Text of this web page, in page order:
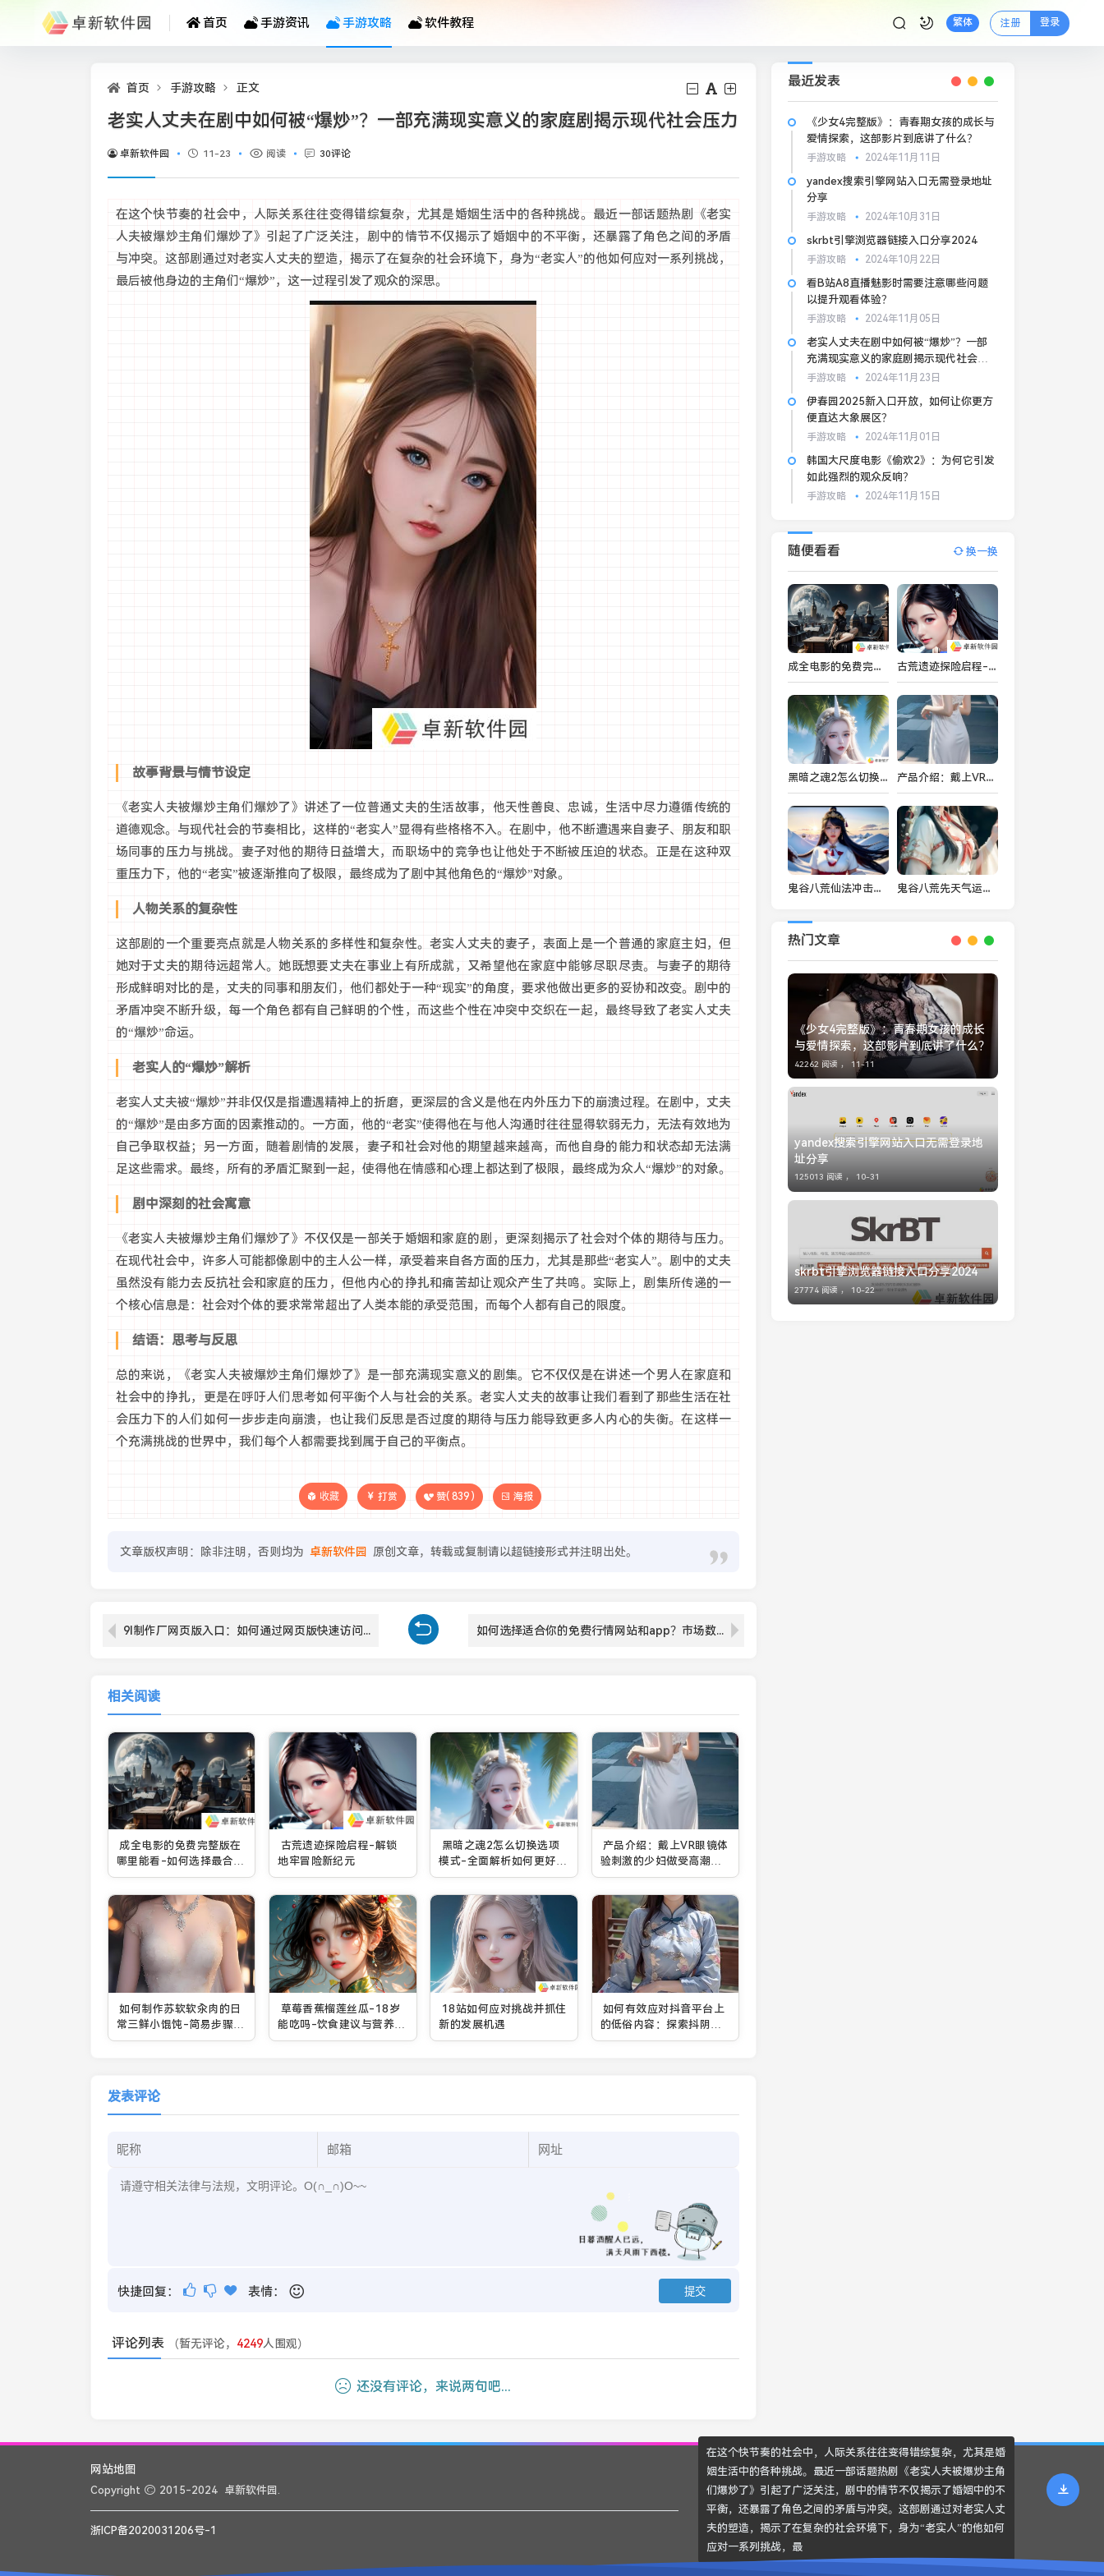
首页 手游资讯 手游攻略 软件教程 繁体 注册 登录
首页 手游攻略 正文
老实人丈夫在剧中如何被“爆炒”？一部充满现实意义的家庭剧揭示现代社会压力
卓新软件园 11-23 阅读 30评论
在这个快节奏的社会中，人际关系往往变得错综复杂，尤其是婚姻生活中的各种挑战。最近一部话题热剧《老实
人夫被爆炒主角们爆炒了》引起了广泛关注，剧中的情节不仅揭示了婚姻中的不平衡，还暴露了角色之间的矛盾
与冲突。这部剧通过对老实人丈夫的塑造，揭示了在复杂的社会环境下，身为“老实人”的他如何应对一系列挑战，
最后被他身边的主角们“爆炒”，这一过程引发了观众的深思。
故事背景与情节设定
《老实人夫被爆炒主角们爆炒了》讲述了一位普通丈夫的生活故事，他天性善良、忠诚，生活中尽力遵循传统的
道德观念。与现代社会的节奏相比，这样的“老实人”显得有些格格不入。在剧中，他不断遭遇来自妻子、朋友和职
场同事的压力与挑战。妻子对他的期待日益增大，而职场中的竞争也让他处于不断被压迫的状态。正是在这种双
重压力下，他的“老实”被逐渐推向了极限，最终成为了剧中其他角色的“爆炒”对象。
人物关系的复杂性
这部剧的一个重要亮点就是人物关系的多样性和复杂性。老实人丈夫的妻子，表面上是一个普通的家庭主妇，但
她对于丈夫的期待远超常人。她既想要丈夫在事业上有所成就，又希望他在家庭中能够尽职尽责。与妻子的期待
形成鲜明对比的是，丈夫的同事和朋友们，他们都处于一种“现实”的角度，要求他做出更多的妥协和改变。剧中的
矛盾冲突不断升级，每一个角色都有自己鲜明的个性，而这些个性在冲突中交织在一起，最终导致了老实人丈夫
的“爆炒”命运。
老实人的“爆炒”解析
老实人丈夫被“爆炒”并非仅仅是指遭遇精神上的折磨，更深层的含义是他在内外压力下的崩溃过程。在剧中，丈夫
的“爆炒”是由多方面的因素推动的。一方面，他的“老实”使得他在与他人沟通时往往显得软弱无力，无法有效地为
自己争取权益；另一方面，随着剧情的发展，妻子和社会对他的期望越来越高，而他自身的能力和状态却无法满
足这些需求。最终，所有的矛盾汇聚到一起，使得他在情感和心理上都达到了极限，最终成为众人“爆炒”的对象。
剧中深刻的社会寓意
《老实人夫被爆炒主角们爆炒了》不仅仅是一部关于婚姻和家庭的剧，更深刻揭示了社会对个体的期待与压力。
在现代社会中，许多人可能都像剧中的主人公一样，承受着来自各方面的压力，尤其是那些“老实人”。剧中的丈夫
虽然没有能力去反抗社会和家庭的压力，但他内心的挣扎和痛苦却让观众产生了共鸣。实际上，剧集所传递的一
个核心信息是：社会对个体的要求常常超出了人类本能的承受范围，而每个人都有自己的限度。
结语：思考与反思
总的来说，《老实人夫被爆炒主角们爆炒了》是一部充满现实意义的剧集。它不仅仅是在讲述一个男人在家庭和
社会中的挣扎，更是在呼吁人们思考如何平衡个人与社会的关系。老实人丈夫的故事让我们看到了那些生活在社
会压力下的人们如何一步步走向崩溃，也让我们反思是否过度的期待与压力能导致更多人内心的失衡。在这样一
个充满挑战的世界中，我们每个人都需要找到属于自己的平衡点。
收藏 打赏 赞( 839 ) 海报
文章版权声明：除非注明，否则均为 卓新软件园 原创文章，转载或复制请以超链接形式并注明出处。
9I制作厂网页版入口：如何通过网页版快速访问平台并使用创作工具？ 如何选择适合你的免费行情网站和app？市场数据工具推荐
相关阅读
成全电影的免费完整版在
哪里能看-如何选择最合适
的观看平台
古荒遗迹探险启程-解锁
地牢冒险新纪元
黑暗之魂2怎么切换选项
模式-全面解析如何更好调
整游戏设置的技巧
产品介绍：戴上VR眼镜体
验刺激的少妇做受高潮感
觉
如何制作苏软软汆肉的日
常三鲜小馄饨-简易步骤和
制作技巧
草莓香蕉榴莲丝瓜-18岁
能吃吗-饮食建议与营养分
析：这些食物对年轻人的
18站如何应对挑战并抓住
新的发展机遇
如何有效应对抖音平台上
的低俗内容：探索抖阴现
象的根源与解决方法
发表评论
快捷回复： 表情：
评论列表 （暂无评论， 4249人围观）
还没有评论，来说两句吧...
最近发表
《少女4完整版》：青春期女孩的成长与
爱情探索，这部影片到底讲了什么？
手游攻略 2024年11月11日
yandex搜索引擎网站入口无需登录地址
分享
手游攻略 2024年10月31日
skrbt引擎浏览器链接入口分享2024
手游攻略 2024年10月22日
看B站A8直播魅影时需要注意哪些问题
以提升观看体验？
手游攻略 2024年11月05日
老实人丈夫在剧中如何被“爆炒”？一部
充满现实意义的家庭剧揭示现代社会压
力
手游攻略 2024年11月23日
伊春园2025新入口开放，如何让你更方
便直达大象展区？
手游攻略 2024年11月01日
韩国大尺度电影《偷欢2》：为何它引发
如此强烈的观众反响？
手游攻略 2024年11月15日
随便看看 换一换
成全电影的免费完整版在哪里能看-如何选择最合适的观看平台 古荒遗迹探险启程-解锁地牢冒险新纪元
黑暗之魂2怎么切换选项模式-全面解析如何更好调整游戏设置的技巧 产品介绍：戴上VR眼镜体验刺激的少妇做受高潮感觉
鬼谷八荒仙法冲击怎么用的？深入解析仙法冲击的运用技巧与实战优势 鬼谷八荒先天气运选哪个？解读最佳选择与天赋加成的终极指南
热门文章
《少女4完整版》：青春期女孩的成长
与爱情探索，这部影片到底讲了什么？
42262 阅读 ， 11-11
yandex搜索引擎网站入口无需登录地
址分享
125013 阅读 ， 10-31
skrbt引擎浏览器链接入口分享2024
27774 阅读 ， 10-22
网站地图
Copyright 2015-2024 卓新软件园.
在这个快节奏的社会中，人际关系往往变得错综复杂，尤其是婚
姻生活中的各种挑战。最近一部话题热剧《老实人夫被爆炒主角
们爆炒了》引起了广泛关注，剧中的情节不仅揭示了婚姻中的不
平衡，还暴露了角色之间的矛盾与冲突。这部剧通过对老实人丈
夫的塑造，揭示了在复杂的社会环境下，身为“老实人”的他如何
应对一系列挑战，最
浙ICP备2020031206号-1